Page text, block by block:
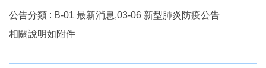
公告分類 : B-01 最新消息,03-06 新型肺炎防疫公告
相關說明如附件